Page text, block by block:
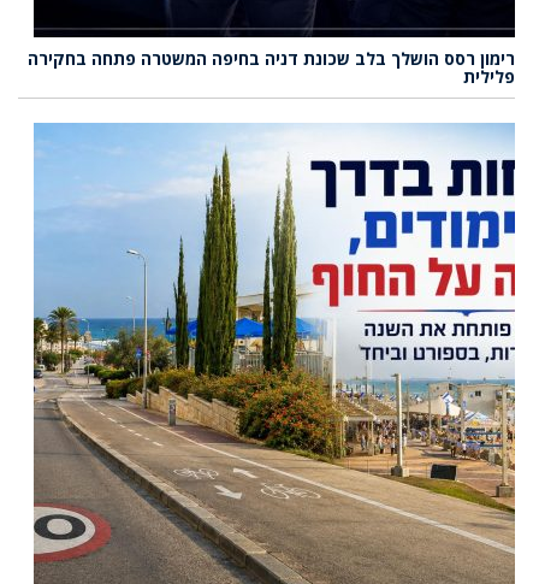
רימון רסס הושלך בלב שכונת דניה בחיפה המשטרה פתחה בחקירה
פלילית